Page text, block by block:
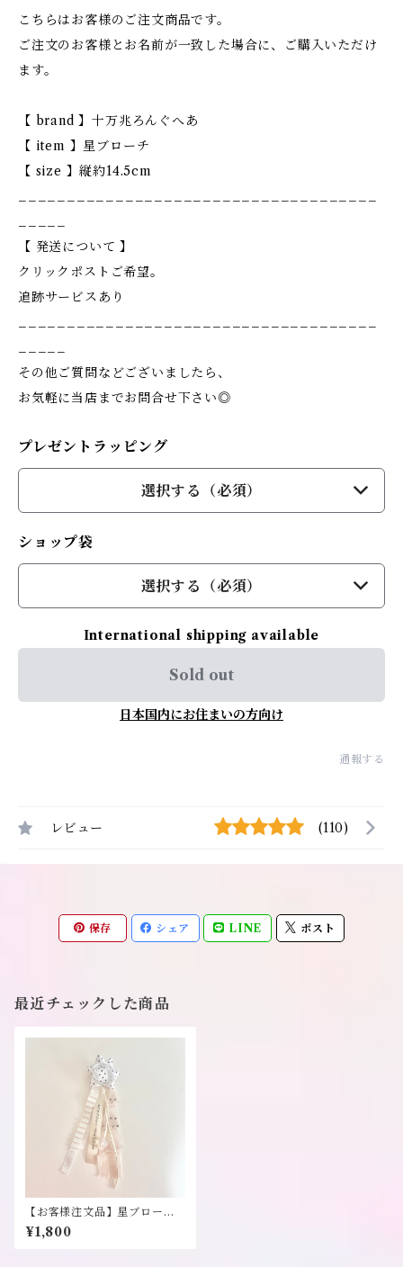
こちらはお客様のご注文商品です。
ご注文のお客様とお名前が一致した場合に、ご購入いただけ
ます。
【 brand 】十万兆ろんぐへあ
【 item 】星ブローチ
【 size 】縦約14.5cm
【 発送について 】
クリックポストご希望。
追跡サービスあり
その他ご質問などございましたら、
お気軽に当店までお問合せ下さい◎
プレゼントラッピング
選択する（必須）
ショップ袋
選択する（必須）
International shipping available
Sold out
日本国内にお住まいの方向け
通報する
レビュー (110)
保存 シェア LINE ポスト
最近チェックした商品
【お客様注文品】星ブローチ
《十万兆ろんぐへあ》
¥1,800